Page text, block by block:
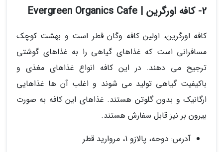
2- کافه اورگرین | Evergreen Organics Cafe
کافه اورگرین، اولین کافه وگان قطر است و بهشت کوچک
مسافرانی است که غذاهای گیاهی را به غذاهای گوشتی
ترجیح می دهند. در این کافه انواع غذاهای مغذی و
باکیفیت گیاهی تولید می شوند و اغلب آن ها غذاهایی
ارگانیک و بدون گلوتن هستند. غذاهای این کافه به صورت
بیرون بر نیز قابل سفارش هستند.
آدرس: دوحه، پالازو 1، مروارید قطر